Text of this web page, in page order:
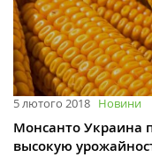
5 лютого 2018 Новини
Монсанто Украина
высокую